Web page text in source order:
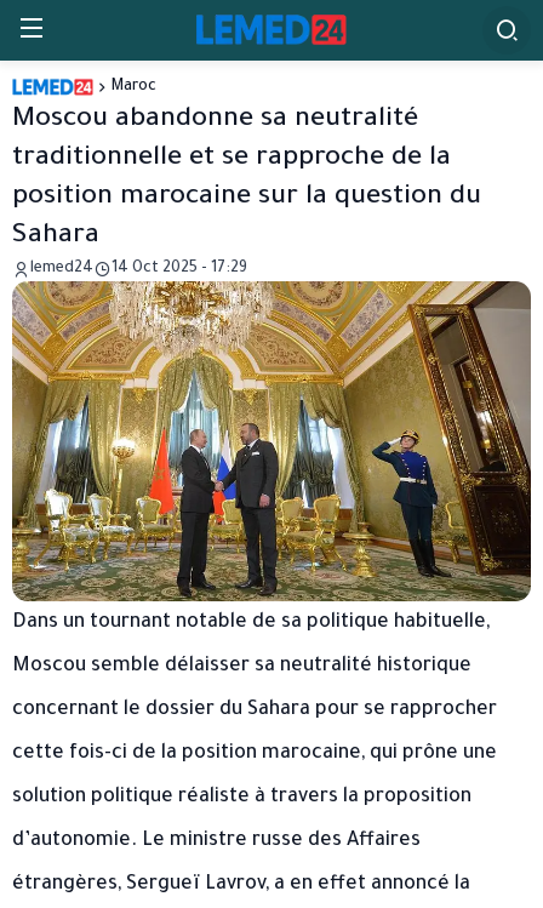
Maroc
Moscou abandonne sa neutralité
traditionnelle et se rapproche de la
position marocaine sur la question du
Sahara
lemed24 14 Oct 2025 - 17:29
Dans un tournant notable de sa politique habituelle,
Moscou semble délaisser sa neutralité historique
concernant le dossier du Sahara pour se rapprocher
cette fois-ci de la position marocaine, qui prône une
solution politique réaliste à travers la proposition
d’autonomie. Le ministre russe des Affaires
étrangères, Sergueï Lavrov, a en effet annoncé la